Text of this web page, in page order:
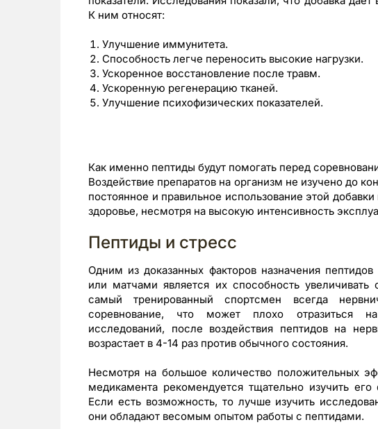
К ним относят:
Улучшение иммунитета.
Способность легче переносить высокие нагрузки.
Ускоренное восстановление после травм.
Ускоренную регенерацию тканей.
Улучшение психофизических показателей.
Как именно пептиды будут помогать перед
Воздействие препаратов на организм не изучено до
постоянное и правильное использование этой
здоровье, несмотря на высокую интенсивность
Пептиды и стресс
Одним из доказанных факторов назначения
или матчами является их способность
самый тренированный спортсмен всегда
соревнование, что может плохо отразиться
исследований, после воздействия пептидов на
возрастает в 4-14 раз против обычного состояния.
Несмотря на большое количество положительных
медикамента рекомендуется тщательно изучить
Если есть возможность, то лучше изучить
они обладают весомым опытом работы с пептидами.